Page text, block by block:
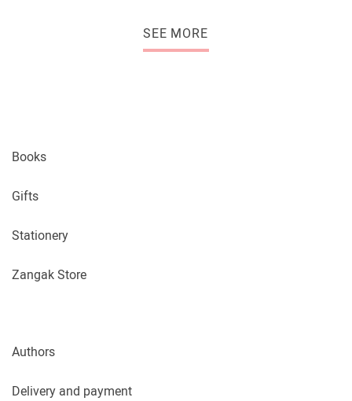
SEE MORE
Books
Gifts
Stationery
Zangak Store
Authors
Delivery and payment